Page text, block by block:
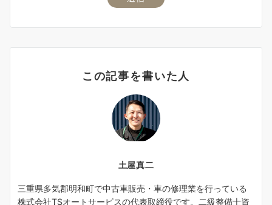
この記事を書いた人
土屋真二
三重県多気郡明和町で中古車販売・車の修理業を行っている
株式会社TSオートサービスの代表取締役です。二級整備士資